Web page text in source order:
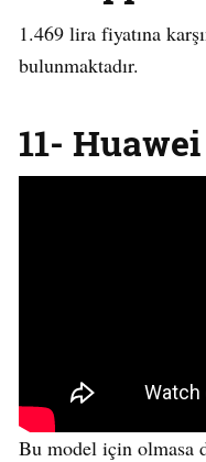
1.469 lira fiyatına
bulunmaktadır.
11-
Bu model için olmasa